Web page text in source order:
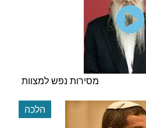
מסירות נפש למצוות
הלכה